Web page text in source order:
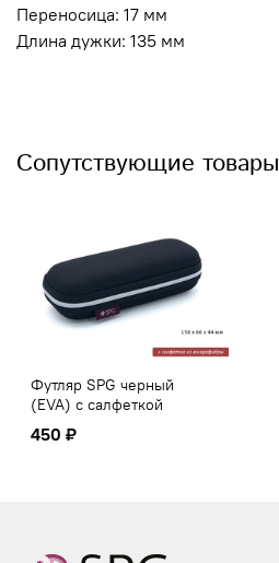
Переносица: 17 мм
Длина дужки: 135 мм
Сопутствующие товары
Футляр SPG черный
(EVA) с салфеткой
450 ₽